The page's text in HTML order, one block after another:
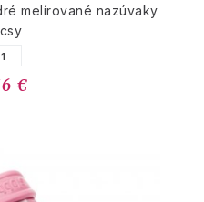
melírované nazúvaky
€